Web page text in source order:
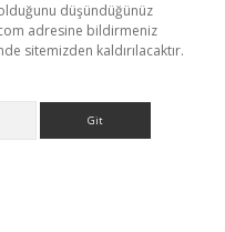
düşündüğünüz
adresine bildirmeniz
sitemizden kaldırılacaktır.